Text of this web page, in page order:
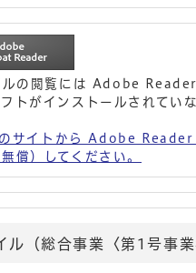
ルの閲覧には Adobe
トがインストールされてい
サイトから Adobe Reader
償）してください。
ル（総合事業〈第1号事業